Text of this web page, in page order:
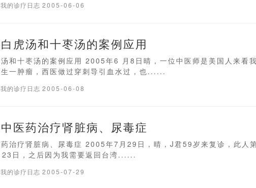
我的诊疗日志2005-06-06
虎汤和十枣汤的案例应用
和十枣汤的案例应用 2005年6 月8日晴，一位中医师是美国人来看
一肿瘤，西医做过穿刺导引血水过，也......
我的诊疗日志2005-06-08
医药治疗肾脏病、尿毒症
治疗肾脏病、尿毒症 2005年7月29日，晴，J君59岁来复诊，此人
日，之后因为我需要返回台湾......
我的诊疗日志2005-07-29